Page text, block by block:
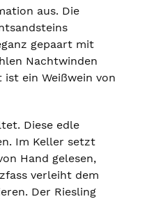
aus. Die
gepaart mit
Nachtwinden
ein Weißwein von
Diese edle
Im Keller setzt
Hand gelesen,
verleiht dem
Der Riesling